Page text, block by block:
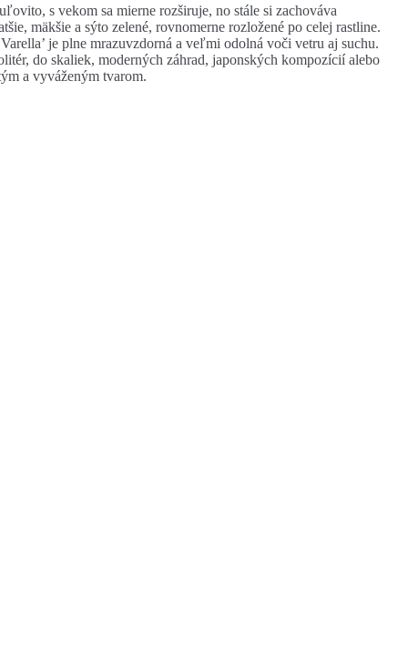
s vekom sa mierne rozširuje, no stále si zachováva
mäkšie a sýto zelené, rovnomerne rozložené po celej rastline.
je plne mrazuvzdorná a veľmi odolná voči vetru aj suchu.
do skaliek, moderných záhrad, japonských kompozícií alebo
a vyváženým tvarom.